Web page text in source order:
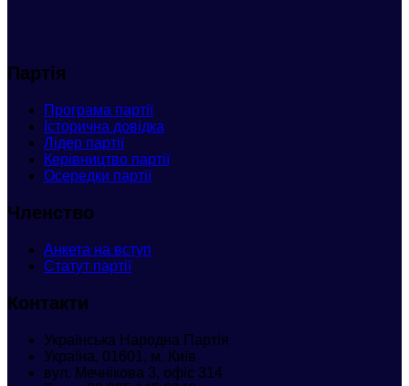
Партія
Програма партії
Історична довідка
Лідер партії
Керівництво партії
Осередки партії
Членство
Анкета на вступ
Статут партії
Контакти
Українська Народна Партія
Україна, 01601, м. Київ
вул. Мечнікова 3, офіс 314